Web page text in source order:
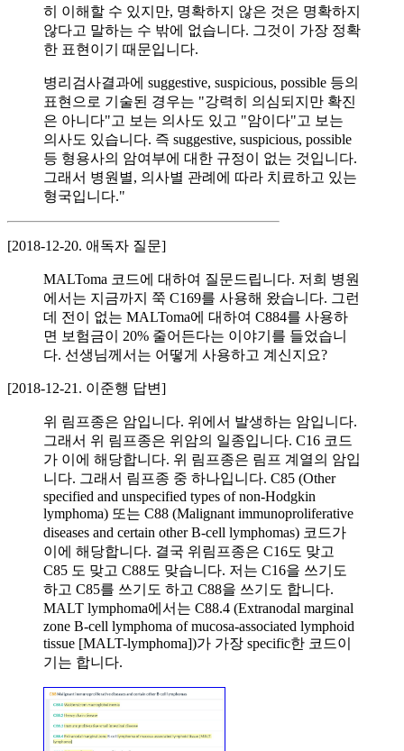
히 이해할 수 있지만, 명확하지 않은 것은 명확하지
않다고 말하는 수 밖에 없습니다. 그것이 가장 정확
한 표현이기 때문입니다.
병리검사결과에 suggestive, suspicious, possible 등의
표현으로 기술된 경우는 "강력히 의심되지만 확진
은 아니다"고 보는 의사도 있고 "암이다"고 보는
의사도 있습니다. 즉 suggestive, suspicious, possible
등 형용사의 암여부에 대한 규정이 없는 것입니다.
그래서 병원별, 의사별 관례에 따라 치료하고 있는
형국입니다."
[2018-12-20. 애독자 질문]
MALToma 코드에 대하여 질문드립니다. 저희 병원
에서는 지금까지 쭉 C169를 사용해 왔습니다. 그런
데 전이 없는 MALToma에 대하여 C884를 사용하
면 보험금이 20% 줄어든다는 이야기를 들었습니
다. 선생님께서는 어떻게 사용하고 계신지요?
[2018-12-21. 이준행 답변]
위 림프종은 암입니다. 위에서 발생하는 암입니다.
그래서 위 림프종은 위암의 일종입니다. C16 코드
가 이에 해당합니다. 위 림프종은 림프 계열의 암입
니다. 그래서 림프종 중 하나입니다. C85 (Other
specified and unspecified types of non-Hodgkin
lymphoma) 또는 C88 (Malignant immunoproliferative
diseases and certain other B-cell lymphomas) 코드가
이에 해당합니다. 결국 위림프종은 C16도 맞고
C85 도 맞고 C88도 맞습니다. 저는 C16을 쓰기도
하고 C85를 쓰기도 하고 C88을 쓰기도 합니다.
MALT lymphoma에서는 C88.4 (Extranodal marginal
zone B-cell lymphoma of mucosa-associated lymphoid
tissue [MALT-lymphoma])가 가장 specific한 코드이
기는 합니다.